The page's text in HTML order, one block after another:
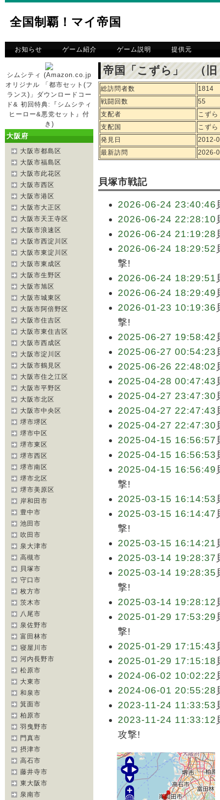
全国制覇！マイ帝国
お知らせ ゲーム紹介 ゲーム説明 提供元
シムシティ (Amazon.co.jp
オリジナル 「都市セット(フ
ランス)」ダウンロードコー
ド& 初回特典:『シムシティ
ヒーロー&悪党セット』付
き)
大阪府
大阪市都島区
大阪市福島区
大阪市此花区
大阪市西区
大阪市港区
大阪市大正区
大阪市天王寺区
大阪市浪速区
大阪市西淀川区
大阪市東淀川区
大阪市東成区
大阪市生野区
大阪市旭区
大阪市城東区
大阪市阿倍野区
大阪市住吉区
大阪市東住吉区
大阪市西成区
大阪市淀川区
大阪市鶴見区
大阪市住之江区
大阪市平野区
大阪市北区
大阪市中央区
堺市堺区
堺市中区
堺市東区
堺市西区
堺市南区
堺市北区
堺市美原区
岸和田市
豊中市
池田市
吹田市
泉大津市
高槻市
貝塚市
守口市
枚方市
茨木市
八尾市
泉佐野市
富田林市
寝屋川市
河内長野市
松原市
大東市
和泉市
箕面市
柏原市
羽曳野市
門真市
摂津市
高石市
藤井寺市
東大阪市
泉南市
帝国「こずら」 （旧
総訪問者数
1814
戦闘回数
55
支配者
こずら
支配国
こずら
発見日
2012-
最新訪問
2026-
貝塚市戦記
2026-06-24 23:40:46
2026-06-24 22:28:10
2026-06-24 21:19:28
2026-06-24 18:29:52
撃!
2026-06-24 18:29:51
2026-06-24 18:29:49
2026-01-23 10:19:36
撃!
2025-06-27 19:58:42
2025-06-27 00:54:23
2025-06-26 22:48:02
2025-04-28 00:47:43
2025-04-27 23:47:30
2025-04-27 22:47:43
2025-04-27 22:47:30
2025-04-15 16:56:57
2025-04-15 16:56:53
2025-04-15 16:56:49
撃!
2025-03-15 16:14:53
2025-03-15 16:14:47
撃!
2025-03-15 16:14:21
2025-03-14 19:28:37
2025-03-14 19:28:35
撃!
2025-03-14 19:28:12
2025-01-29 17:53:29
撃!
2025-01-29 17:15:43
2025-01-29 17:15:18
2024-06-02 10:02:22
2024-06-01 20:55:28
2023-11-24 11:33:53
2023-11-24 11:33:12
攻撃!